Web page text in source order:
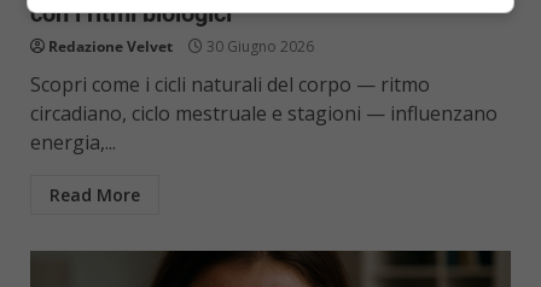
con i ritmi biologici
Redazione Velvet 30 Giugno 2026
Scopri come i cicli naturali del corpo — ritmo
circadiano, ciclo mestruale e stagioni — influenzano
energia,...
Read More